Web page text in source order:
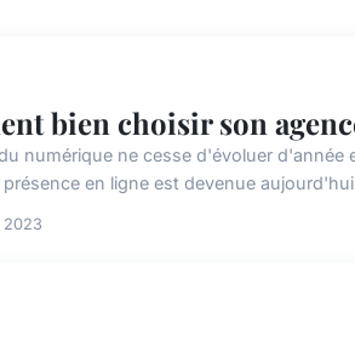
bien choisir son
numérique ne cesse d'évoluer
présence en ligne est devenue
2023